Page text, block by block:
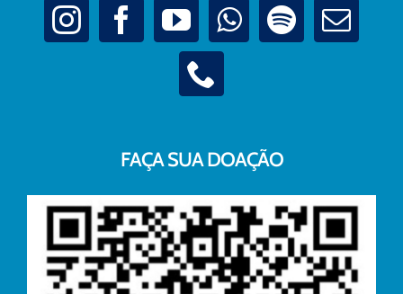
FAÇA SUA DOAÇÃO